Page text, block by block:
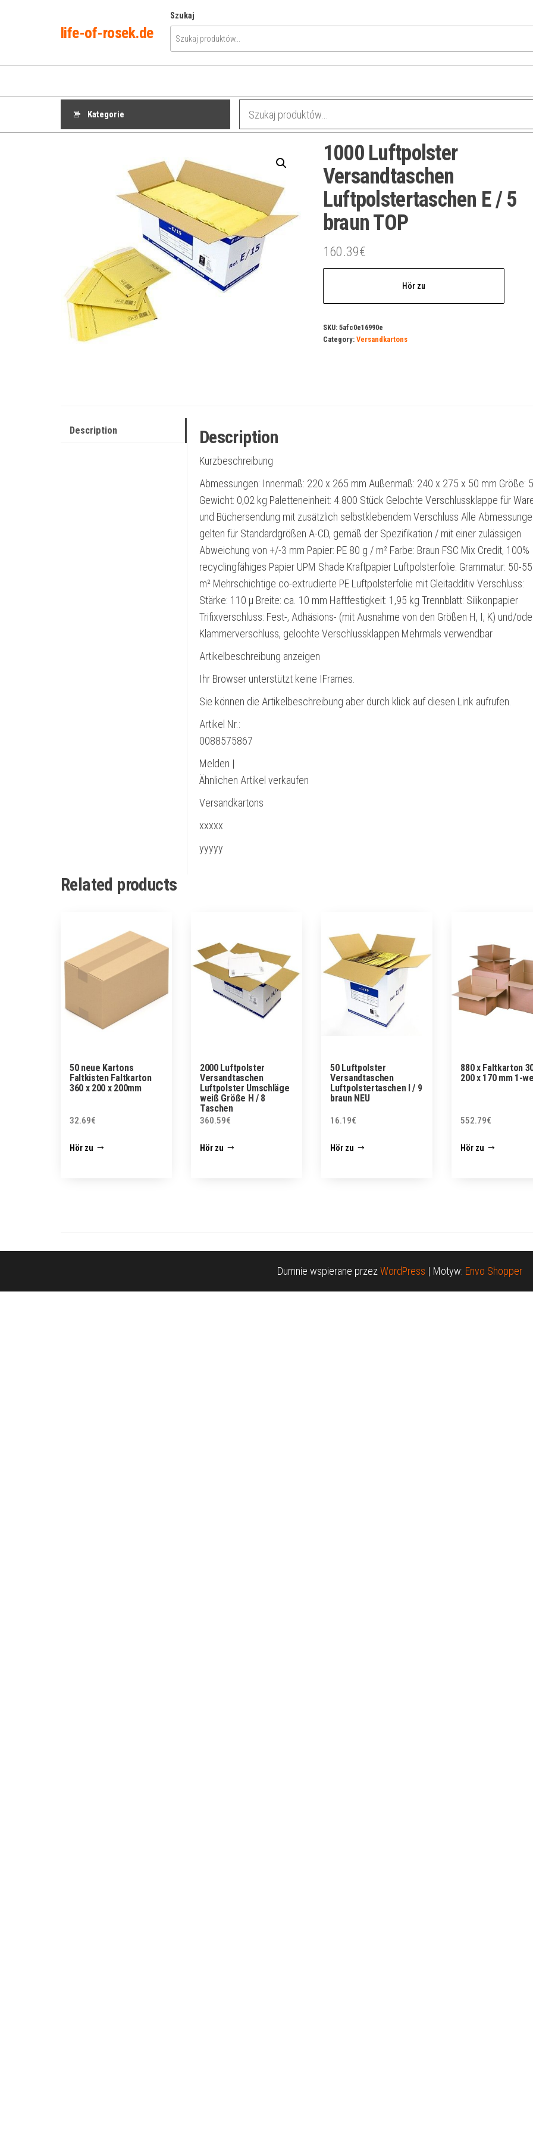
life-of-rosek.de
Szukaj
Kategorie
1000 Luftpolster
Versandtaschen
Luftpolstertaschen E / 5
braun TOP
160.39€
Hör zu
SKU: 5afc0e16990e
Category: Versandkartons
Description Description
Kurzbeschreibung
Abmessungen: Innenmaß: 220 x 265 mm Außenmaß: 240 x 275 x 50 mm Größe:
Gewicht: 0,02 kg Paletteneinheit: 4.800 Stück Gelochte Verschlussklappe für
und Büchersendung mit zusätzlich selbstklebendem Verschluss Alle
gelten für Standardgrößen A-CD, gemäß der Spezifikation / mit einer zulässigen
Abweichung von +/-3 mm Papier: PE 80 g / m² Farbe: Braun FSC Mix Credit, 100%
recyclingfähiges Papier UPM Shade Kraftpapier Luftpolsterfolie: Grammatur: 50-
m² Mehrschichtige co-extrudierte PE Luftpolsterfolie mit Gleitadditiv Verschluss:
Stärke: 110 µ Breite: ca. 10 mm Haftfestigkeit: 1,95 kg Trennblatt: Silikonpapier
Trifixverschluss: Fest-, Adhäsions- (mit Ausnahme von den Größen H, I, K) und/
Klammerverschluss, gelochte Verschlussklappen Mehrmals verwendbar
Artikelbeschreibung anzeigen
Ihr Browser unterstützt keine IFrames.
Sie können die Artikelbeschreibung aber durch klick auf diesen Link aufrufen.
Artikel Nr.:
0088575867
Melden |
Ähnlichen Artikel verkaufen
Versandkartons
xxxxx
yyyyy
Related products
50 neue Kartons
Faltkisten Faltkarton
360 x 200 x 200mm
32.69€
Hör zu
2000 Luftpolster
Versandtaschen
Luftpolster Umschläge
weiß Größe H / 8
Taschen
360.59€
Hör zu
50 Luftpolster
Versandtaschen
Luftpolstertaschen I / 9
braun NEU
16.19€
Hör zu
880 x Faltkarton
200 x 170 mm 1-
552.79€
Hör zu
Dumnie wspierane przezWordPress | Motyw: Envo Shopper